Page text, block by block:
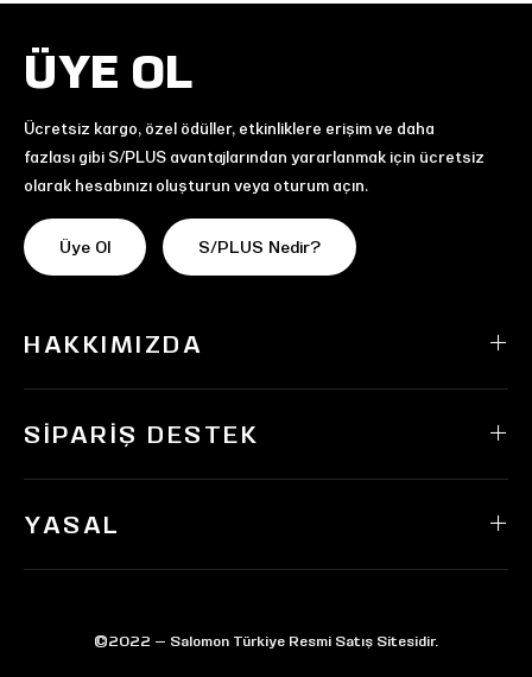
ÜYE OL
Ücretsiz kargo, özel ödüller, etkinliklere erişim ve daha
fazlası gibi S/PLUS avantajlarından yararlanmak için ücretsiz
olarak hesabınızı oluşturun veya oturum açın.
Üye Ol S/PLUS Nedir?
HAKKIMIZDA
SIPARIŞ DESTEK
YASAL
©2022 — Salomon Türkiye Resmi Satış Sitesidir.